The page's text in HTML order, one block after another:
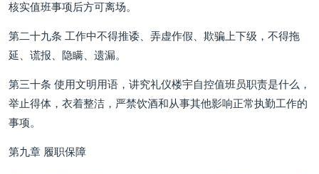
核实值班事项后方可离场。
第二十九条 工作中不得推诿、弄虚作假、欺骗上下级，不得拖
延、谎报、隐瞒、遗漏。
第三十条 使用文明用语，讲究礼仪楼宇自控值班员职责是什么，
举止得体，衣着整洁，严禁饮酒和从事其他影响正常执勤工作的
事项。
第九章 履职保障